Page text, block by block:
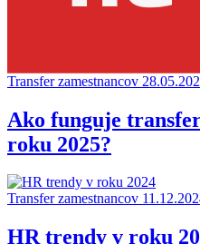
Transfer zamestnancov
Ako funguje
roku 2025?
Transfer zamestnancov
HR trendy v roku